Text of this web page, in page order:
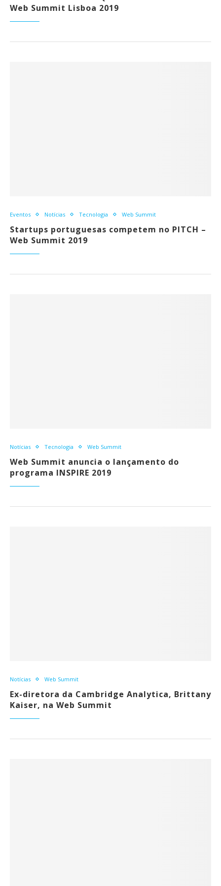
Web Summit Lisboa 2019
Eventos Notícias Tecnologia Web Summit
Startups portuguesas competem no PITCH –
Web Summit 2019
Notícias Tecnologia Web Summit
Web Summit anuncia o lançamento do
programa INSPIRE 2019
Notícias Web Summit
Ex-diretora da Cambridge Analytica, Brittany
Kaiser, na Web Summit